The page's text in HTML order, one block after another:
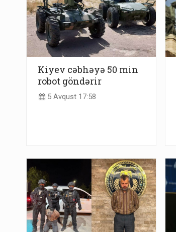
Kiyev cəbhəyə 50 min
robot göndərir
5 Avqust 17:58